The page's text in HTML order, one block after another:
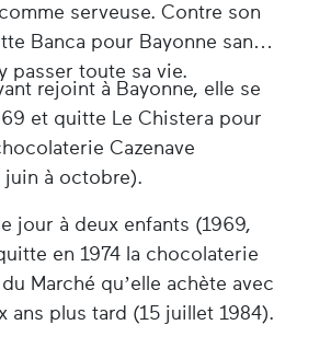
serveuse. Contre son
Banca pour Bayonne sans
passer toute sa vie.
rejoint à Bayonne, elle se
et quitte Le Chistera pour
Cazenave
juin à octobre).
jour à deux enfants (1969,
en 1974 la chocolaterie
Marché qu’elle achète avec
ans plus tard (15 juillet 1984).